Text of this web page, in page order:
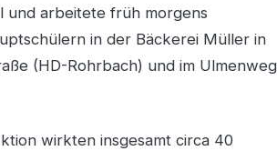
und arbeitete früh morgens
in der Bäckerei Müller in
(HD-Rohrbach) und im Ulmenweg
wirkten insgesamt circa 40